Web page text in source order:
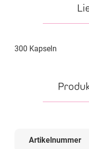
300 Kapseln
Artikelnummer